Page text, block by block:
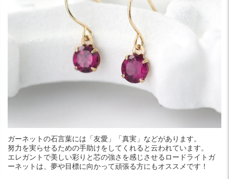
ガーネットの石言葉には「友愛」「真実」などがあります。
努力を実らせるための手助けをしてくれると云われています。
エレガントで美しい彩りと芯の強さを感じさせるロードライトガ
ーネットは、夢や目標に向かって頑張る方にもオススメです！